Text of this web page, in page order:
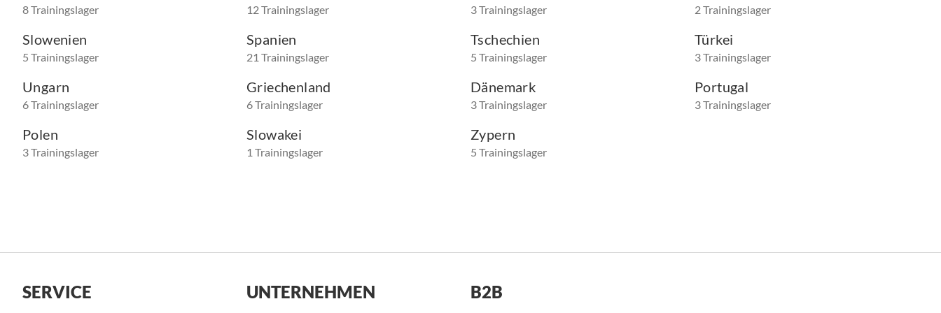
8 Trainingslager 12 Trainingslager 3 Trainingslager 2 Trainingslager
Slowenien
5 Trainingslager
Spanien
21 Trainingslager
Tschechien
5 Trainingslager
Türkei
3 Trainingslager
Ungarn
6 Trainingslager
Griechenland
6 Trainingslager
Dänemark
3 Trainingslager
Portugal
3 Trainingslager
Polen
3 Trainingslager
Slowakei
1 Trainingslager
Zypern
5 Trainingslager
SERVICE UNTERNEHMEN B2B